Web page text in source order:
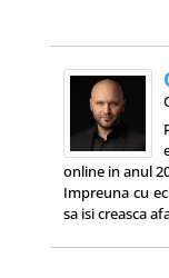
online in anul
Impreuna cu
sa isi creasca